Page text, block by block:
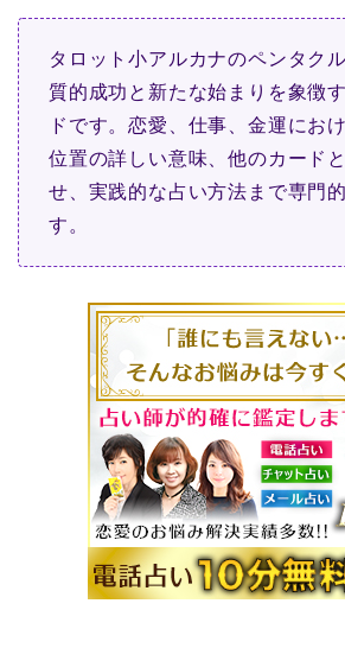
タロット小アルカナのペンタク
質的成功と新たな始まりを象徴
ドです。恋愛、仕事、金運にお
位置の詳しい意味、他のカード
せ、実践的な占い方法まで専門
す。